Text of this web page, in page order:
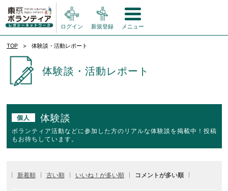
ログイン 新規登録 メニュー
TOP 体験談・活動レポート
体験談・活動レポート
個人 体験談
ボランティア活動などに参加した方のリアルな体験談を掲載中！投稿
もお待ちしています。
新着順 古い順 いいね！が多い順 コメントが多い順